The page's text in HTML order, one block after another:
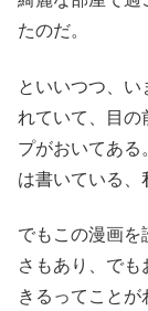
たのだ。
といいつつ、い
れていて、目の
プがおいてある
は書いている、
でもこの漫画を
さもあり、で
きるってことが